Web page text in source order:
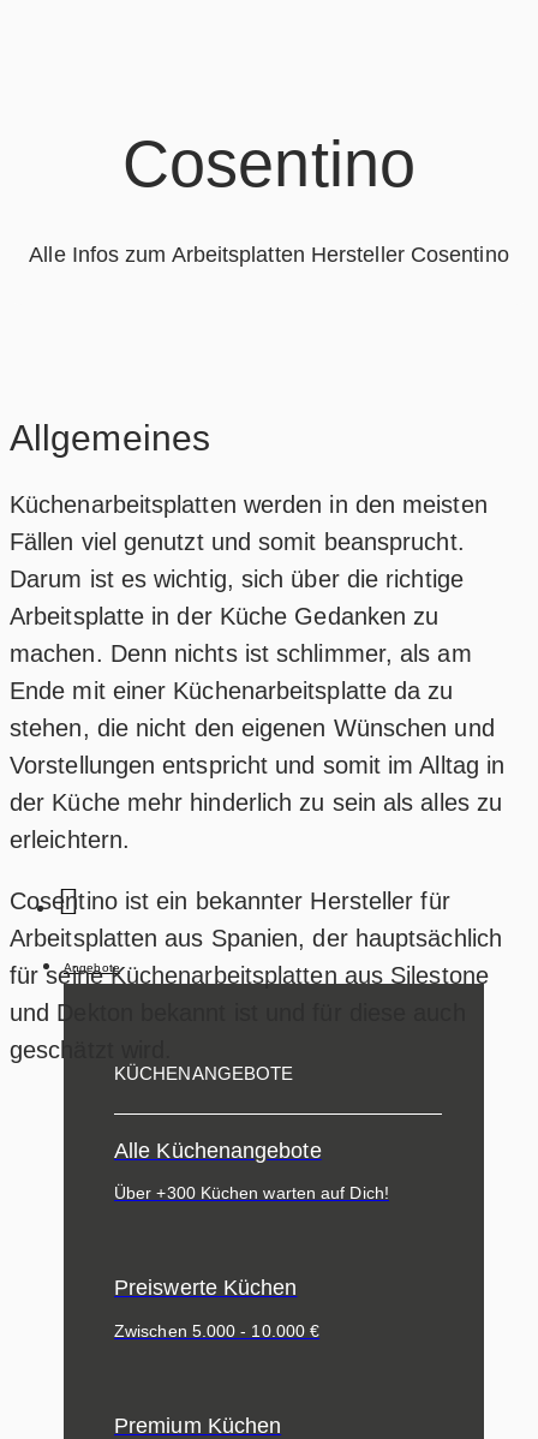
Angebote
KÜCHENANGEBOTE
Alle Küchenangebote
Über +300 Küchen warten auf Dich!
Preiswerte Küchen
Zwischen 5.000 - 10.000 €
Premium Küchen
Cosentino
Alle Infos zum Arbeitsplatten Hersteller Cosentino
Allgemeines
Küchenarbeitsplatten werden in den meisten
Fällen viel genutzt und somit beansprucht.
Darum ist es wichtig, sich über die richtige
Arbeitsplatte in der Küche Gedanken zu
machen. Denn nichts ist schlimmer, als am
Ende mit einer Küchenarbeitsplatte da zu
stehen, die nicht den eigenen Wünschen und
Vorstellungen entspricht und somit im Alltag in
der Küche mehr hinderlich zu sein als alles zu
erleichtern.
Cosentino ist ein bekannter Hersteller für
Arbeitsplatten aus Spanien, der hauptsächlich
für seine Küchenarbeitsplatten aus Silestone
und Dekton bekannt ist und für diese auch
geschätzt wird.